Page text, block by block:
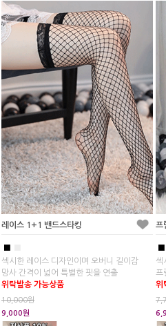
레이스 1+1 밴드스타킹
■
섹시한 레이스 디자인이며 오버니 길이감
망사 간격이 넓어 특별한 핏을 연출
위탁발송 가능상품
10,000원
9,000원
프
■
섹
프
위